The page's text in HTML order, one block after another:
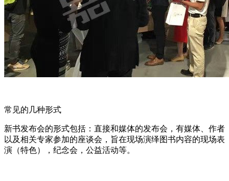
常见的几种形式
新书发布会的形式包括：直接和媒体的发布会，有媒体、作者
以及相关专家参加的座谈会，旨在现场演绎图书内容的现场表
演（特色），纪念会，公益活动等。